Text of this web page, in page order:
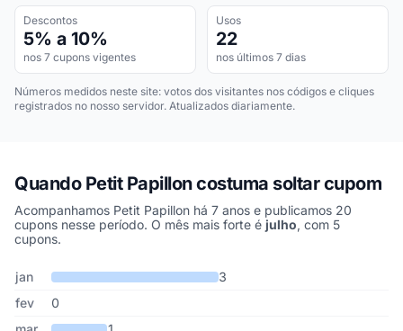
Descontos
5% a 10%
nos 7 cupons vigentes
Usos
22
nos últimos 7 dias
Números medidos neste site: votos dos visitantes nos códigos e cliques
registrados no nosso servidor. Atualizados diariamente.
Quando Petit Papillon costuma soltar cupom
Acompanhamos Petit Papillon há 7 anos e publicamos 20
cupons nesse período. O mês mais forte é julho, com 5
cupons.
Cupons de Petit Papillon publicados por mês, somando os últimos
Mês Cupons publicadosDesconto médio
jan
3
fev
0